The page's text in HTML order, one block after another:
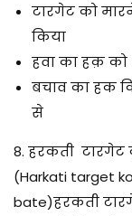
टारगेट को
किया
हवा का हक़ को
बचाव का हक
से
8. हरकती टारगेट
(Harkati target
bate)हरकती